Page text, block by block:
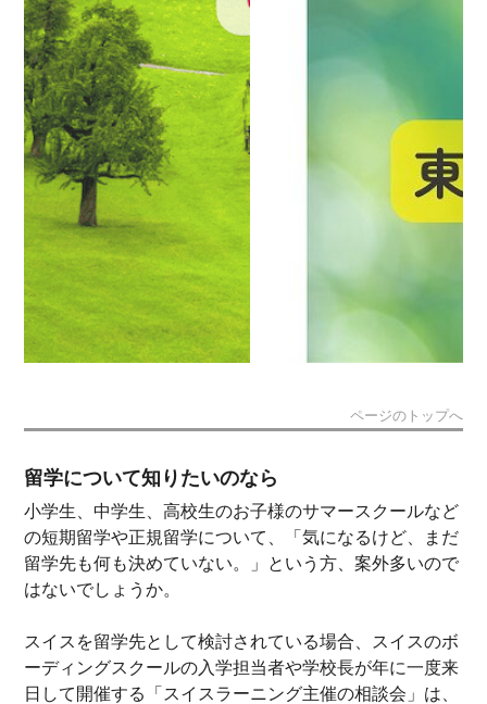
ページのトップへ
留学について知りたいのなら
小学生、中学生、高校生のお子様のサマースクールなど
の短期留学や正規留学について、「気になるけど、まだ
留学先も何も決めていない。」という方、案外多いので
はないでしょうか。
スイスを留学先として検討されている場合、スイスのボ
ーディングスクールの入学担当者や学校長が年に一度来
日して開催する「スイスラーニング主催の相談会」は、